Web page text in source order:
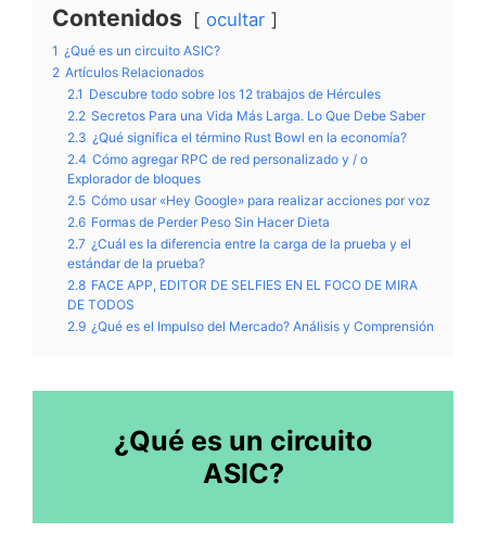
Contenidos ocultar
1 ¿Qué es un circuito ASIC?
2 Artículos Relacionados
2.1 Descubre todo sobre los 12 trabajos de Hércules
2.2 Secretos Para una Vida Más Larga. Lo Que Debe Saber
2.3 ¿Qué significa el término Rust Bowl en la economía?
2.4 Cómo agregar RPC de red personalizado y / o
Explorador de bloques
2.5 Cómo usar «Hey Google» para realizar acciones por voz
2.6 Formas de Perder Peso Sin Hacer Dieta
2.7 ¿Cuál es la diferencia entre la carga de la prueba y el
estándar de la prueba?
2.8 FACE APP, EDITOR DE SELFIES EN EL FOCO DE MIRA
DE TODOS
2.9 ¿Qué es el Impulso del Mercado? Análisis y Comprensión
¿Qué es un circuito
ASIC?